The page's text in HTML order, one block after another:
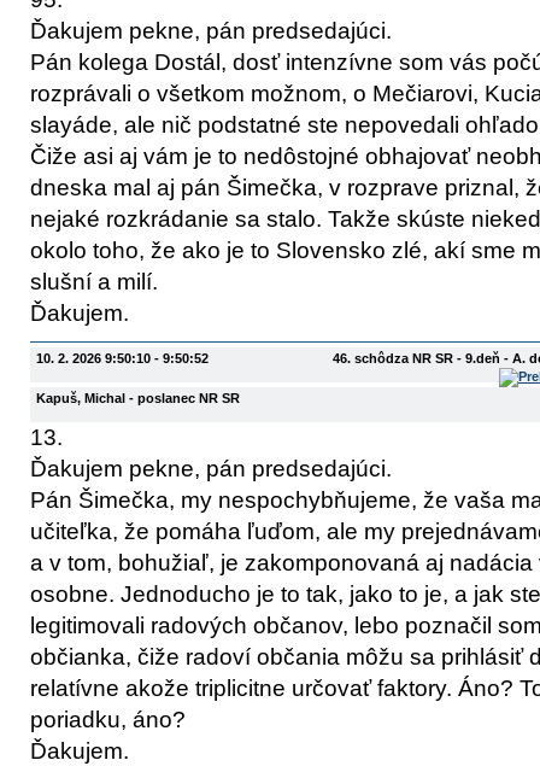
Ďakujem pekne, pán predsedajúci.
Pán kolega Dostál, dosť intenzívne som vás
rozprávali o všetkom možnom, o Mečiarovi,
slayáde, ale nič podstatné ste nepovedali
Čiže asi aj vám je to nedôstojné obhajovať
dneska mal aj pán Šimečka, v rozprave priznal,
nejaké rozkrádanie sa stalo. Takže skúste
okolo toho, že ako je to Slovensko zlé, akí sme
slušní a milí.
Ďakujem.
10. 2. 2026 9:50:10 - 9:50:52 46. schôdza NR SR - 9.deň - A.
Kapuš, Michal - poslanec NR SR
13.
Ďakujem pekne, pán predsedajúci.
Pán Šimečka, my nespochybňujeme, že vaša
učiteľka, že pomáha ľuďom, ale my
a v tom, bohužiaľ, je zakomponovaná aj
osobne. Jednoducho je to tak, jako to je, a jak
legitimovali radových občanov, lebo poznačil
občianka, čiže radoví občania môžu sa prihlásiť
relatívne akože triplicitne určovať faktory. Áno?
poriadku, áno?
Ďakujem.